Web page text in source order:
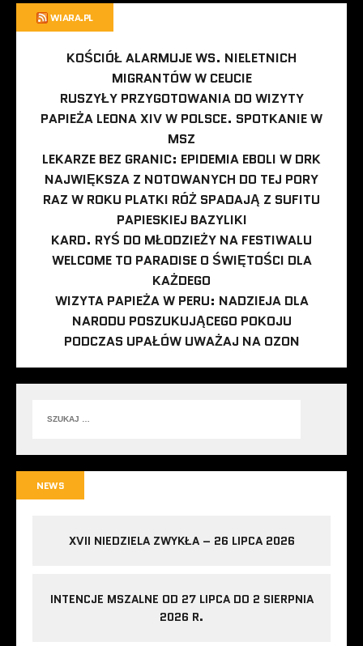
WIARA.PL
KOŚCIÓŁ ALARMUJE WS. NIELETNICH
MIGRANTÓW W CEUCIE
RUSZYŁY PRZYGOTOWANIA DO WIZYTY
PAPIEŻA LEONA XIV W POLSCE. SPOTKANIE W
MSZ
LEKARZE BEZ GRANIC: EPIDEMIA EBOLI W DRK
NAJWIĘKSZA Z NOTOWANYCH DO TEJ PORY
RAZ W ROKU PLATKI RÓŻ SPADAJĄ Z SUFITU
PAPIESKIEJ BAZYLIKI
KARD. RYŚ DO MŁODZIEŻY NA FESTIWALU
WELCOME TO PARADISE O ŚWIĘTOŚCI DLA
KAŻDEGO
WIZYTA PAPIEŻA W PERU: NADZIEJA DLA
NARODU POSZUKUJĄCEGO POKOJU
PODCZAS UPAŁÓW UWAŻAJ NA OZON
NEWS
XVII NIEDZIELA ZWYKŁA – 26 LIPCA 2026
INTENCJE MSZALNE OD 27 LIPCA DO 2 SIERPNIA
2026 R.